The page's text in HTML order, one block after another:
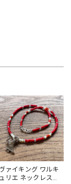
ヴァイキング ワルキ
ュリエ ネックレス